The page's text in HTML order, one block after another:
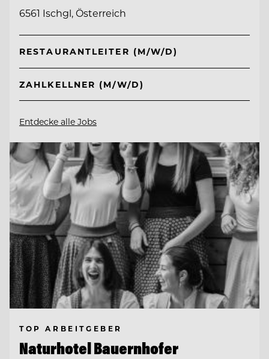
6561 Ischgl, Österreich
RESTAURANTLEITER (M/W/D)
ZAHLKELLNER (M/W/D)
Entdecke alle Jobs
TOP ARBEITGEBER
Naturhotel Bauernhofer